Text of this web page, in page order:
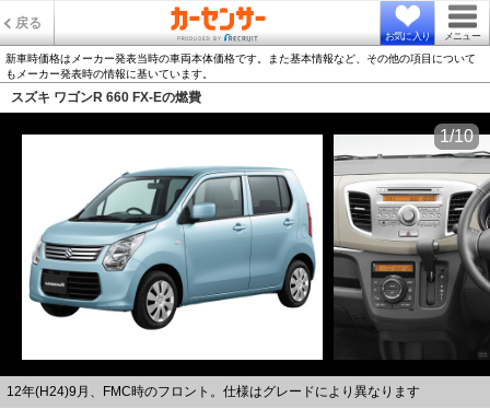
戻る
お気に入り メニュー
新車時価格はメーカー発表当時の車両本体価格です。また基本情報など、その他の項目について
もメーカー発表時の情報に基いています。
スズキ ワゴンR 660 FX-Eの燃費
12年(H24)9月、FMC時のフロント。仕様はグレードにより異なります
1/10